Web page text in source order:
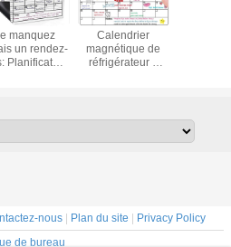
manquez
un rendez-
Planificateur
Calendrier
magnétique de
réfrigérateur à
x 16 pouces avec
nous | Plan du site | Privacy Policy
de bureau